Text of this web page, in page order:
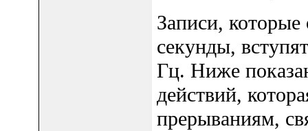
Записи,
секунды,
Гц. Ниже
действий,
прерываниям,